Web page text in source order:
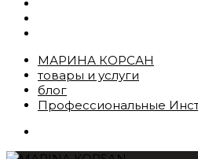
МАРИНА КОРСАН
товары и услуги
блог
Профессиональные